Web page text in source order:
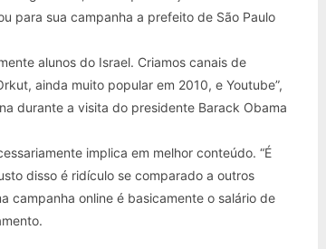
para sua campanha a prefeito de São Paulo
alunos do Israel. Criamos canais de
ainda muito popular em 2010, e Youtube”,
durante a visita do presidente Barack Obama
implica em melhor conteúdo. “É
disso é ridículo se comparado a outros
campanha online é basicamente o salário de